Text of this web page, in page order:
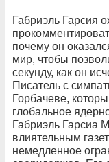
Габриэль Гарсия
почему он
мир, чтобы
секунду, как он
Писатель с
Горбачеве,
глобальное
Габриэль Гарсиа
влиятельным
немедленное